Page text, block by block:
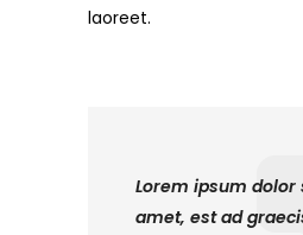
laoreet.
Lorem ipsum dolor
amet, est ad